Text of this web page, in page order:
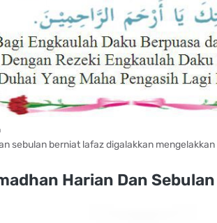
sebulan berniat lafaz digalakkan
Harian Dan